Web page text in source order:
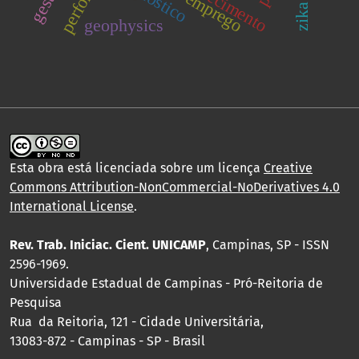
geophysics emprego
Esta obra está licenciada sobre um licença Creative
Commons Attribution-NonCommercial-NoDerivatives 4.0
International License.
Rev. Trab. Iniciac. Cient. UNICAMP, Campinas, SP - ISSN
2596-1969.
Universidade Estadual de Campinas - Pró-Reitoria de
Pesquisa
Rua da Reitoria, 121 - Cidade Universitária,
13083-872 - Campinas - SP - Brasil